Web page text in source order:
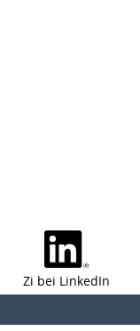
Zi bei LinkedIn